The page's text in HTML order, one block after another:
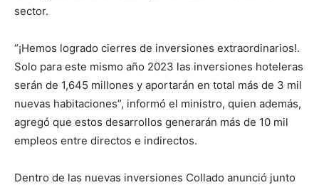
sector.
“¡Hemos logrado cierres de inversiones extraordinarios!.
Solo para este mismo año 2023 las inversiones hoteleras
serán de 1,645 millones y aportarán en total más de 3 mil
nuevas habitaciones”, informó el ministro, quien además,
agregó que estos desarrollos generarán más de 10 mil
empleos entre directos e indirectos.
Dentro de las nuevas inversiones Collado anunció junto